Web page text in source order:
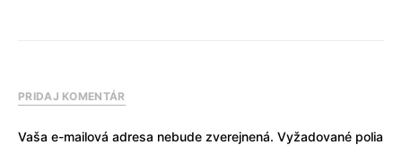
PRIDAJ KOMENTÁR
Vaša e-mailová adresa nebude zverejnená. Vyžadované polia